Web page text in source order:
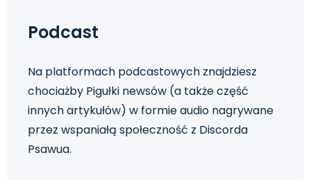
Podcast
Na platformach podcastowych znajdziesz
chociażby Pigułki newsów (a także część
innych artykułów) w formie audio nagrywane
przez wspaniałą społeczność z Discorda
Psawua.